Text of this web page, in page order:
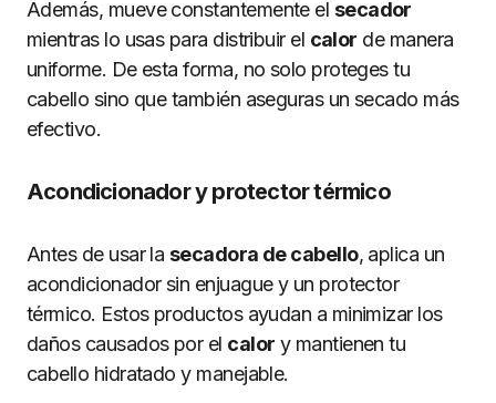
Además, mueve constantemente el secador
mientras lo usas para distribuir el calor de manera
uniforme. De esta forma, no solo proteges tu
cabello sino que también aseguras un secado más
efectivo.
Acondicionador y protector térmico
Antes de usar la secadora de cabello, aplica un
acondicionador sin enjuague y un protector
térmico. Estos productos ayudan a minimizar los
daños causados por el calor y mantienen tu
cabello hidratado y manejable.